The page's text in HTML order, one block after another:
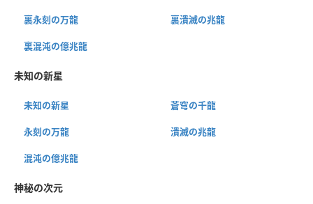
裏永刻の万龍 裏潰滅の兆龍
裏混沌の億兆龍
未知の新星
未知の新星 蒼穹の千龍
永刻の万龍 潰滅の兆龍
混沌の億兆龍
神秘の次元